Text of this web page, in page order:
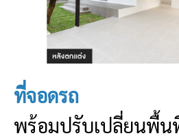
ที่จอดรถ
พร้อมปรับเปลี่ยนพื้น